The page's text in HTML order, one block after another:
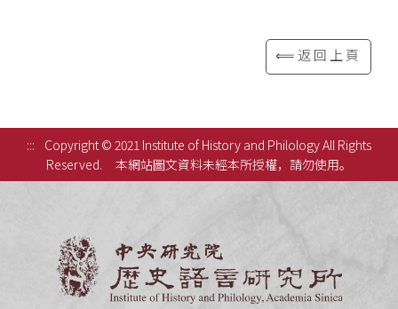
⟸返回上頁
:::
Copyright © 2021 Institute of History and Philology All Rights
Reserved.
本網站圖文資料未經本所授權，請勿使用。